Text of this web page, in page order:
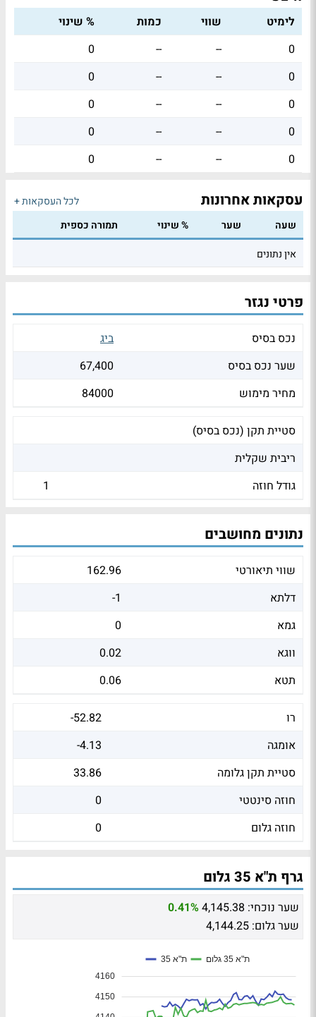
לימיט שווי כמות
% שינוי
0
--
--
0
0
--
--
0
0
--
--
0
0
--
--
0
0
--
--
0
עסקאות אחרונות
לכל העסקאות +
שעה
שער % שינוי
תמורה כספית
אין נתונים
פרטי נגזר
נכס בסיס
ביג
שער נכס בסיס
67,400
מחיר מימוש
84000
סטיית תקן (נכס בסיס)
ריבית שקלית
גודל חוזה
1
נתונים מחושבים
שווי תיאורטי
162.96
דלתא
-1
גמא
0
ווגא
0.02
תטא
0.06
רו
-52.82
אומגה
-4.13
סטיית תקן גלומה
33.86
חוזה סינטטי
0
חוזה גלום
0
גרף ת"א 35 גלום
שער נוכחי: 4,145.38
0.41%
שער גלום: 4,144.25